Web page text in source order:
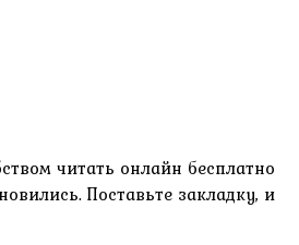
читать онлайн бесплатно
Поставьте закладку, и